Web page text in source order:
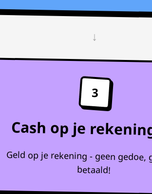
↓
3
Cash op je
Geld op je rekening - geen gedoe,
betaald!